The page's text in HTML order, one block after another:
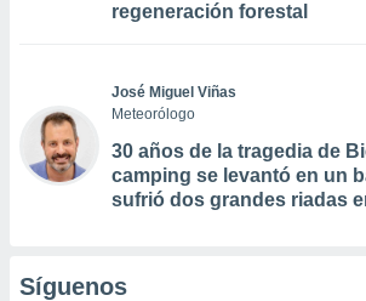
regeneración forestal
José Miguel Viñas
Meteorólogo
30 años de la tragedia de
camping se levantó en un
sufrió dos grandes riadas
Síguenos